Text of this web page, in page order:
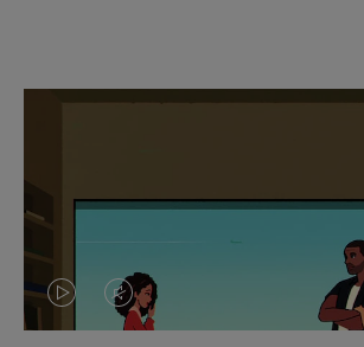
DASVIDEO